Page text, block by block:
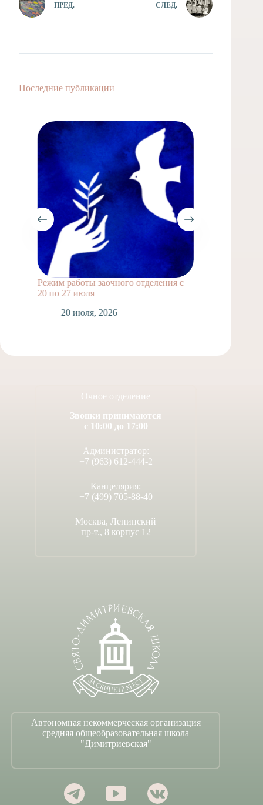
ПРЕД. СЛЕД.
Последние публикации
Режим работы заочного отделения с
20 по 27 июля
20 июля, 2026
Очное отделение
Звонки принимаются
с 10:00 до 17:00
Администратор:
+7 (963) 612-444-2
Канцелярия:
+7 (499) 705-88-40
Москва, Ленинский
пр-т., 8 корпус 12
Автономная некоммерческая организация
средняя общеобразовательная школа
"Димитриевская"